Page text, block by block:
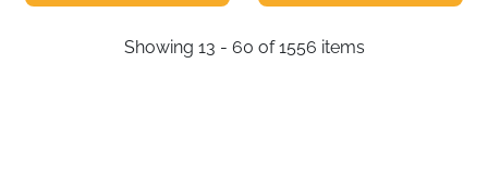
Showing 13 - 60 of 1556 items